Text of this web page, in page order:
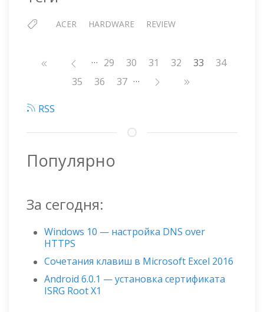
ACER HARDWARE REVIEW
Нумерация
страниц
… Страница
29 Страница
30 Страница
31 Страница
32 33 Страница
34
Страница
35 Страница
36 Страница
37 …
RSS
Популярно
За сегодня:
Windows 10 — настройка DNS over
HTTPS
Сочетания клавиш в Microsoft Excel 2016
Android 6.0.1 — установка сертификата
ISRG Root X1